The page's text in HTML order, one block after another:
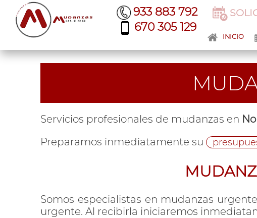
933 883 792
670 305 129
INICIO
Servicios profesionales de mudanzas en
Preparamos inmediatamente su
Somos especialistas en mudanzas
urgente. Al recibirla iniciaremos